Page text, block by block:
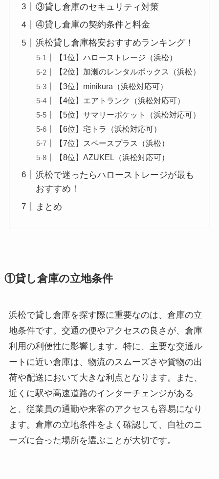
③貸し倉庫のセキュリティ対策
④貸し倉庫の契約条件と料金
浜松貸し倉庫格安おすすめランキング！
【1位】ハローストレージ（浜松）
【2位】加瀬のレンタルボックス（浜松）
【3位】minikura（浜松対応可）
【4位】エアトランク（浜松対応可）
【5位】サマリーポケット（浜松対応可）
【6位】宅トラ（浜松対応可）
【7位】スペースプラス（浜松）
【8位】AZUKEL（浜松対応可）
浜松で迷ったらハローストレージが最も
おすすめ！
まとめ
①貸し倉庫の立地条件
浜松で貸し倉庫を探す際に重要なのは、倉庫の立
地条件です。交通の便やアクセスの良さが、倉庫
利用の利便性に影響します。特に、主要な交通ル
ートに近い倉庫は、物流のスムーズさや貨物の出
荷や配送において大きな利点となります。また、
近くに駅や高速道路のインターチェンジがある
と、従業員の通勤や来客のアクセスも容易になり
ます。倉庫の立地条件をよく確認して、自社のニ
ーズに合った場所を選ぶことが大切です。